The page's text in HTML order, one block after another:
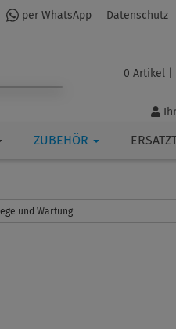
per WhatsApp Datenschutz
0 Artikel
ZUBEHÖR
und Wartung